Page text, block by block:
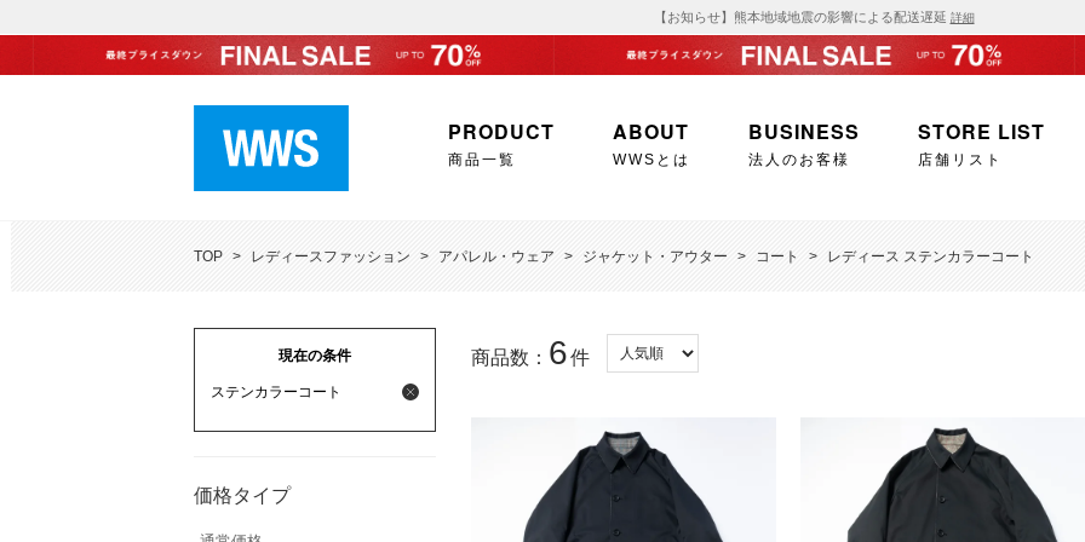
【お知らせ】熊本地域地震の影響による配送遅延 詳細
PRODUCT
商品一覧
ABOUT
WWSとは
BUSINESS
法人のお客様
STORE LIST
店舗リスト
TOP > レディースファッション > アパレル・ウェア > ジャケット・アウター > コート > レディース ステンカラーコート
現在の条件
ステンカラーコート
価格タイプ
商品数： 6件